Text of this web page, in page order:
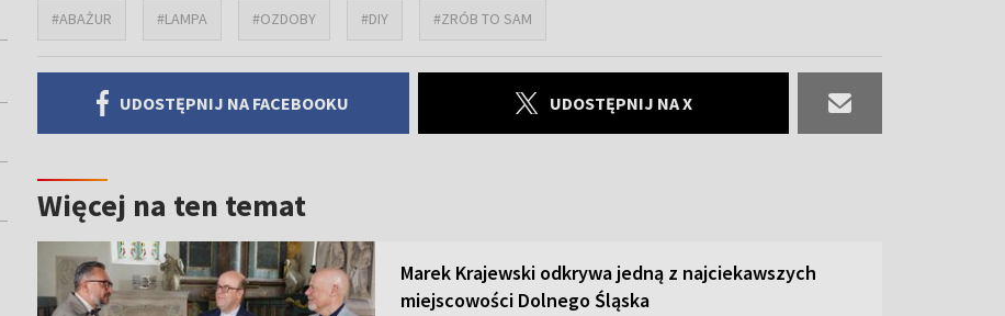
#ABAŻUR #LAMPA #OZDOBY #DIY #ZRÓB TO SAM
UDOSTĘPNIJ NA FACEBOOKU UDOSTĘPNIJ NA X
Więcej na ten temat
Marek Krajewski odkrywa jedną z najciekawszych
miejscowości Dolnego Śląska